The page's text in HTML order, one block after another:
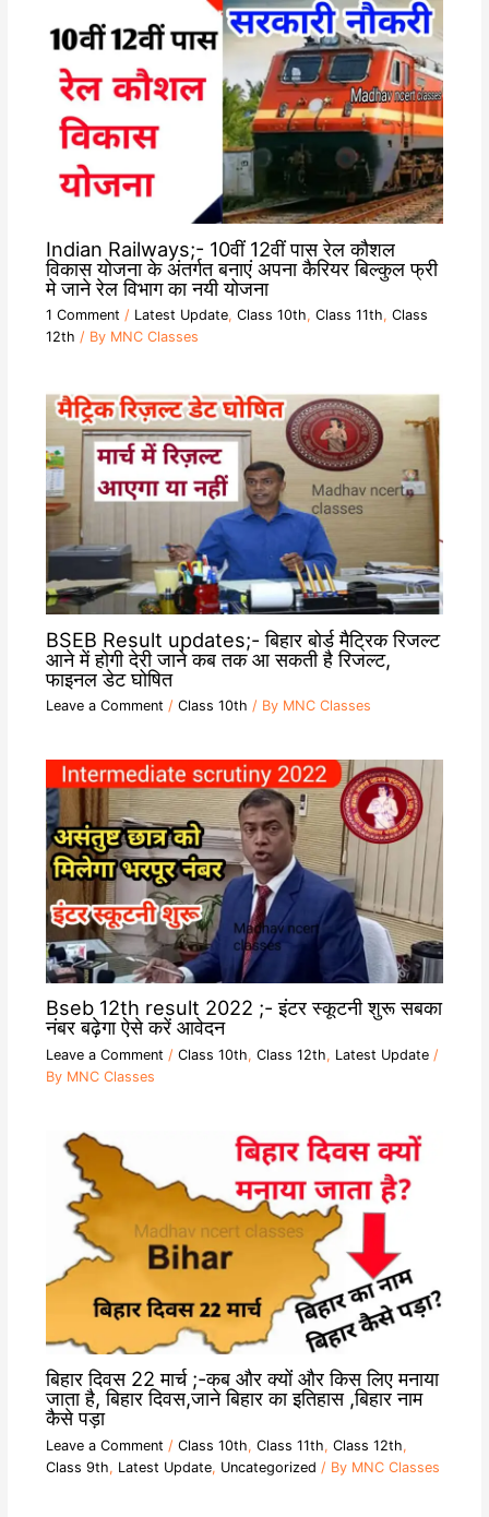
Indian Railways;- 10वीं 12वीं पास रेल कौशल
विकास योजना के अंतर्गत बनाएं अपना कैरियर बिल्कुल फ्री
मे जाने रेल विभाग का नयी योजना
1 Comment / Latest Update, Class 10th, Class 11th, Class
12th / By MNC Classes
BSEB Result updates;- बिहार बोर्ड मैट्रिक रिजल्ट
आने में होगी देरी जाने कब तक आ सकती है रिजल्ट,
फाइनल डेट घोषित
Leave a Comment / Class 10th / By MNC Classes
Bseb 12th result 2022 ;- इंटर स्कूटनी शुरू सबका
नंबर बढ़ेगा ऐसे करें आवेदन
Leave a Comment / Class 10th, Class 12th, Latest Update/
By MNC Classes
बिहार दिवस 22 मार्च ;-कब और क्यों और किस लिए मनाया
जाता है, बिहार दिवस,जाने बिहार का इतिहास ,बिहार नाम
कैसे पड़ा
Leave a Comment / Class 10th, Class 11th, Class 12th,
Class 9th, Latest Update, Uncategorized / By MNC Classes